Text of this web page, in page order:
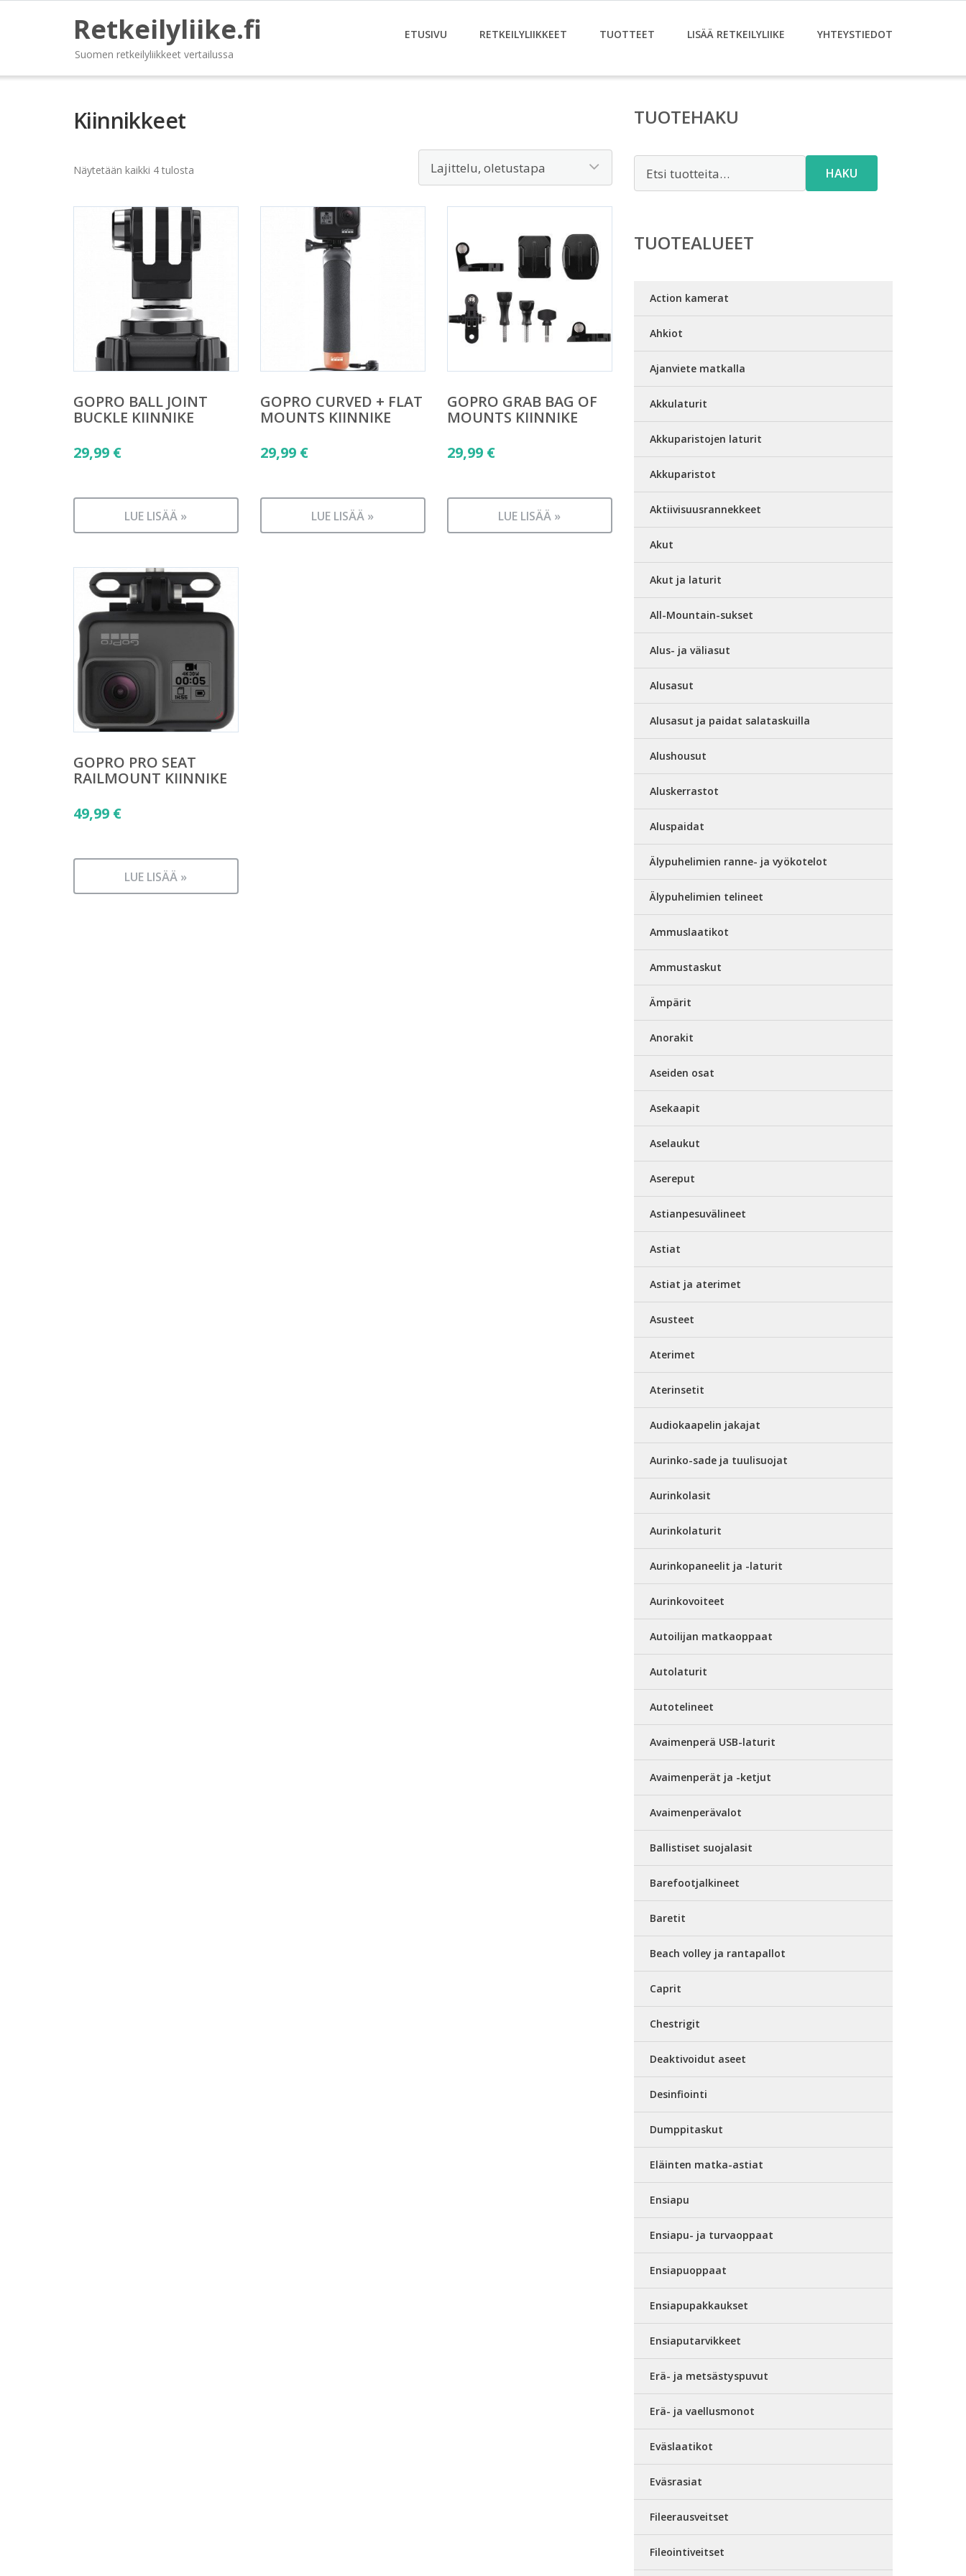
Retkeilyliike.fi
Suomen retkeilyliikkeet vertailussa
ETUSIVU RETKEILYLIIKKEET TUOTTEET LISÄÄ RETKEILYLIIKE YHTEYSTIEDOT
Kiinnikkeet
Näytetään kaikki 4 tulosta
GOPRO BALL JOINT
BUCKLE KIINNIKE
29,99 €
LUE LISÄÄ »
GOPRO CURVED + FLAT
MOUNTS KIINNIKE
29,99 €
LUE LISÄÄ »
GOPRO GRAB BAG OF
MOUNTS KIINNIKE
29,99 €
LUE LISÄÄ »
GOPRO PRO SEAT
RAILMOUNT KIINNIKE
49,99 €
LUE LISÄÄ »
TUOTEHAKU
HAKU
TUOTEALUEET
Action kamerat
Ahkiot
Ajanviete matkalla
Akkulaturit
Akkuparistojen laturit
Akkuparistot
Aktiivisuusrannekkeet
Akut
Akut ja laturit
All-Mountain-sukset
Alus- ja väliasut
Alusasut
Alusasut ja paidat salataskuilla
Alushousut
Aluskerrastot
Aluspaidat
Älypuhelimien ranne- ja vyökotelot
Älypuhelimien telineet
Ammuslaatikot
Ammustaskut
Ämpärit
Anorakit
Aseiden osat
Asekaapit
Aselaukut
Asereput
Astianpesuvälineet
Astiat
Astiat ja aterimet
Asusteet
Aterimet
Aterinsetit
Audiokaapelin jakajat
Aurinko-sade ja tuulisuojat
Aurinkolasit
Aurinkolaturit
Aurinkopaneelit ja -laturit
Aurinkovoiteet
Autoilijan matkaoppaat
Autolaturit
Autotelineet
Avaimenperä USB-laturit
Avaimenperät ja -ketjut
Avaimenperävalot
Ballistiset suojalasit
Barefootjalkineet
Baretit
Beach volley ja rantapallot
Caprit
Chestrigit
Deaktivoidut aseet
Desinfiointi
Dumppitaskut
Eläinten matka-astiat
Ensiapu
Ensiapu- ja turvaoppaat
Ensiapuoppaat
Ensiapupakkaukset
Ensiaputarvikkeet
Erä- ja metsästyspuvut
Erä- ja vaellusmonot
Eväslaatikot
Eväsrasiat
Fileerausveitset
Fileointiveitset